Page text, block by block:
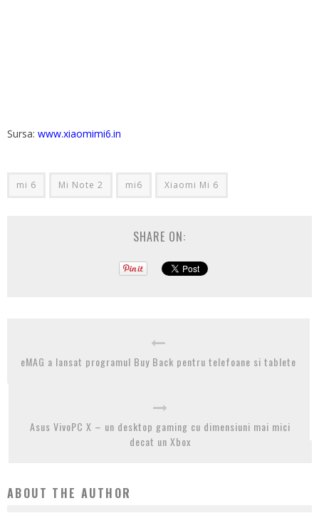
Sursa: www.xiaomimi6.in
mi 6 Mi Note 2 mi6 Xiaomi Mi 6
SHARE ON:
eMAG a lansat programul Buy Back pentru telefoane si tablete
Asus VivoPC X – un desktop gaming cu dimensiuni mai mici
decat un Xbox
ABOUT THE AUTHOR